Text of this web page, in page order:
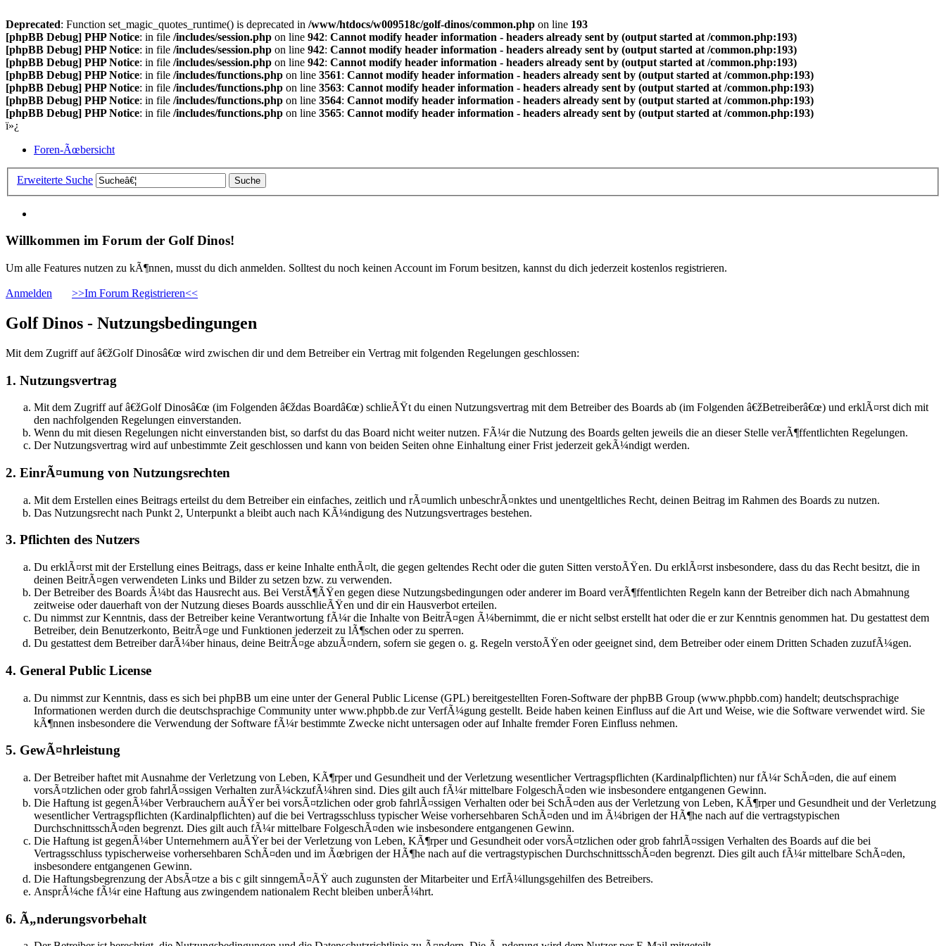
Deprecated: Function set_magic_quotes_runtime() is deprecated in /www/htdocs/w009518c/golf-dinos/common.php on line 193
[phpBB Debug] PHP Notice: in file /includes/session.php on line 942: Cannot modify header information - headers already sent by (output started at /common.php:193)
[phpBB Debug] PHP Notice: in file /includes/session.php on line 942: Cannot modify header information - headers already sent by (output started at /common.php:193)
[phpBB Debug] PHP Notice: in file /includes/session.php on line 942: Cannot modify header information - headers already sent by (output started at /common.php:193)
[phpBB Debug] PHP Notice: in file /includes/functions.php on line 3561: Cannot modify header information - headers already sent by (output started at /common.php:193)
[phpBB Debug] PHP Notice: in file /includes/functions.php on line 3563: Cannot modify header information - headers already sent by (output started at /common.php:193)
[phpBB Debug] PHP Notice: in file /includes/functions.php on line 3564: Cannot modify header information - headers already sent by (output started at /common.php:193)
[phpBB Debug] PHP Notice: in file /includes/functions.php on line 3565: Cannot modify header information - headers already sent by (output started at /common.php:193)
ï»¿
Foren-Ãœbersicht
Erweiterte Suche
Willkommen im Forum der Golf Dinos!
Um alle Features nutzen zu kÃ¶nnen, musst du dich anmelden. Solltest du noch keinen Account im Forum besitzen, kannst du dich jederzeit kostenlos registrieren.
Anmelden >>Im Forum Registrieren<<
Golf Dinos - Nutzungsbedingungen
Mit dem Zugriff auf â€žGolf Dinosâ€œ wird zwischen dir und dem Betreiber ein Vertrag mit folgenden Regelungen geschlossen:
1. Nutzungsvertrag
Mit dem Zugriff auf â€žGolf Dinosâ€œ (im Folgenden â€ždas Boardâ€œ) schlieÃŸt du einen Nutzungsvertrag mit dem Betreiber des Boards ab (im Folgenden â€žBetreiberâ€œ) und erklÃ¤rst dich mit
den nachfolgenden Regelungen einverstanden.
Wenn du mit diesen Regelungen nicht einverstanden bist, so darfst du das Board nicht weiter nutzen. FÃ¼r die Nutzung des Boards gelten jeweils die an dieser Stelle verÃ¶ffentlichten Regelungen.
Der Nutzungsvertrag wird auf unbestimmte Zeit geschlossen und kann von beiden Seiten ohne Einhaltung einer Frist jederzeit gekÃ¼ndigt werden.
2. EinrÃ¤umung von Nutzungsrechten
Mit dem Erstellen eines Beitrags erteilst du dem Betreiber ein einfaches, zeitlich und rÃ¤umlich unbeschrÃ¤nktes und unentgeltliches Recht, deinen Beitrag im Rahmen des Boards zu nutzen.
Das Nutzungsrecht nach Punkt 2, Unterpunkt a bleibt auch nach KÃ¼ndigung des Nutzungsvertrages bestehen.
3. Pflichten des Nutzers
Du erklÃ¤rst mit der Erstellung eines Beitrags, dass er keine Inhalte enthÃ¤lt, die gegen geltendes Recht oder die guten Sitten verstoÃŸen. Du erklÃ¤rst insbesondere, dass du das Recht besitzt, die in
deinen BeitrÃ¤gen verwendeten Links und Bilder zu setzen bzw. zu verwenden.
Der Betreiber des Boards Ã¼bt das Hausrecht aus. Bei VerstÃ¶ÃŸen gegen diese Nutzungsbedingungen oder anderer im Board verÃ¶ffentlichten Regeln kann der Betreiber dich nach Abmahnung
zeitweise oder dauerhaft von der Nutzung dieses Boards ausschlieÃŸen und dir ein Hausverbot erteilen.
Du nimmst zur Kenntnis, dass der Betreiber keine Verantwortung fÃ¼r die Inhalte von BeitrÃ¤gen Ã¼bernimmt, die er nicht selbst erstellt hat oder die er zur Kenntnis genommen hat. Du gestattest dem
Betreiber, dein Benutzerkonto, BeitrÃ¤ge und Funktionen jederzeit zu lÃ¶schen oder zu sperren.
Du gestattest dem Betreiber darÃ¼ber hinaus, deine BeitrÃ¤ge abzuÃ¤ndern, sofern sie gegen o. g. Regeln verstoÃŸen oder geeignet sind, dem Betreiber oder einem Dritten Schaden zuzufÃ¼gen.
4. General Public License
Du nimmst zur Kenntnis, dass es sich bei phpBB um eine unter der General Public License (GPL) bereitgestellten Foren-Software der phpBB Group (www.phpbb.com) handelt; deutschsprachige
Informationen werden durch die deutschsprachige Community unter www.phpbb.de zur VerfÃ¼gung gestellt. Beide haben keinen Einfluss auf die Art und Weise, wie die Software verwendet wird. Sie
kÃ¶nnen insbesondere die Verwendung der Software fÃ¼r bestimmte Zwecke nicht untersagen oder auf Inhalte fremder Foren Einfluss nehmen.
5. GewÃ¤hrleistung
Der Betreiber haftet mit Ausnahme der Verletzung von Leben, KÃ¶rper und Gesundheit und der Verletzung wesentlicher Vertragspflichten (Kardinalpflichten) nur fÃ¼r SchÃ¤den, die auf einem
vorsÃ¤tzlichen oder grob fahrlÃ¤ssigen Verhalten zurÃ¼ckzufÃ¼hren sind. Dies gilt auch fÃ¼r mittelbare FolgeschÃ¤den wie insbesondere entgangenen Gewinn.
Die Haftung ist gegenÃ¼ber Verbrauchern auÃŸer bei vorsÃ¤tzlichen oder grob fahrlÃ¤ssigen Verhalten oder bei SchÃ¤den aus der Verletzung von Leben, KÃ¶rper und Gesundheit und der Verletzung
wesentlicher Vertragspflichten (Kardinalpflichten) auf die bei Vertragsschluss typischer Weise vorhersehbaren SchÃ¤den und im Ã¼brigen der HÃ¶he nach auf die vertragstypischen
DurchschnittsschÃ¤den begrenzt. Dies gilt auch fÃ¼r mittelbare FolgeschÃ¤den wie insbesondere entgangenen Gewinn.
Die Haftung ist gegenÃ¼ber Unternehmern auÃŸer bei der Verletzung von Leben, KÃ¶rper und Gesundheit oder vorsÃ¤tzlichen oder grob fahrlÃ¤ssigen Verhalten des Boards auf die bei
Vertragsschluss typischerweise vorhersehbaren SchÃ¤den und im Ãœbrigen der HÃ¶he nach auf die vertragstypischen DurchschnittsschÃ¤den begrenzt. Dies gilt auch fÃ¼r mittelbare SchÃ¤den,
insbesondere entgangenen Gewinn.
Die Haftungsbegrenzung der AbsÃ¤tze a bis c gilt sinngemÃ¤ÃŸ auch zugunsten der Mitarbeiter und ErfÃ¼llungsgehilfen des Betreibers.
AnsprÃ¼che fÃ¼r eine Haftung aus zwingendem nationalem Recht bleiben unberÃ¼hrt.
6. Ã„nderungsvorbehalt